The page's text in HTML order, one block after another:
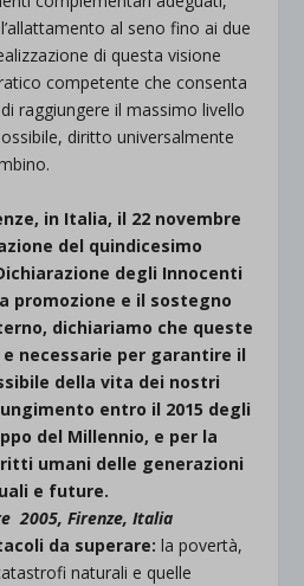
al seno fino ai due
di questa visione
competente che consenta
raggiungere il massimo livello
diritto universalmente
in Italia, il 22 novembre
del quindicesimo
degli Innocenti
promozione e il sostegno
dichiariamo che queste
necessarie per garantire il
della vita dei nostri
entro il 2015 degli
del Millennio, e per la
umani delle generazioni
e future.
2005, Firenze, Italia
da superare: la povertà,
naturali e quelle